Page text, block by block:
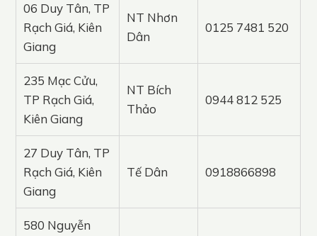
06 Duy Tân, TP
Rạch Giá, Kiên
Giang
NT Nhơn
Dân
0125 7481 520
235 Mạc Cửu,
TP Rạch Giá,
Kiên Giang
NT Bích
Thảo
0944 812 525
27 Duy Tân, TP
Rạch Giá, Kiên
Giang
Tế Dân 0918866898
580 Nguyễn